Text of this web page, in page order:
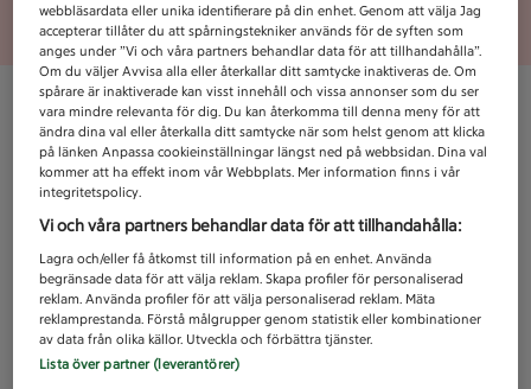
Unknown error
webbläsardata eller unika identifierare på din enhet. Genom att välja Jag
accepterar tillåter du att spårningstekniker används för de syften som
anges under ”Vi och våra partners behandlar data för att tillhandahålla”.
Om du väljer Avvisa alla eller återkallar ditt samtycke inaktiveras de. Om
spårare är inaktiverade kan visst innehåll och vissa annonser som du ser
vara mindre relevanta för dig. Du kan återkomma till denna meny för att
ändra dina val eller återkalla ditt samtycke när som helst genom att klicka
på länken Anpassa cookieinställningar längst ned på webbsidan. Dina val
kommer att ha effekt inom vår Webbplats. Mer information finns i vår
integritetspolicy.
Vi och våra partners behandlar data för att tillhandahålla:
Lagra och/eller få åtkomst till information på en enhet. Använda
begränsade data för att välja reklam. Skapa profiler för personaliserad
reklam. Använda profiler för att välja personaliserad reklam. Mäta
reklamprestanda. Förstå målgrupper genom statistik eller kombinationer
av data från olika källor. Utveckla och förbättra tjänster.
Lista över partner (leverantörer)